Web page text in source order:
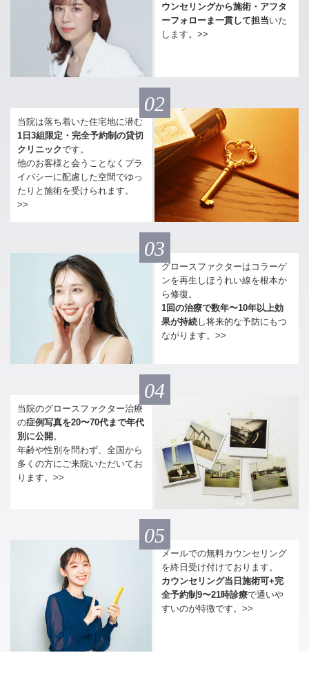
ウンセリングから施術・アフタ
ーフォローま一貫して担当いた
します。>>
当院は落ち着いた住宅地に潜む
1日3組限定・完全予約制の貸切
クリニックです。
他のお客様と会うことなくプラ
イバシーに配慮した空間でゆっ
たりと施術を受けられます。
>>
02
グロースファクターはコラーゲ
ンを再生しほうれい線を根本か
ら修復。
1回の治療で数年〜10年以上効
果が持続し将来的な予防にもつ
ながります。>>
03
当院のグロースファクター治療
の症例写真を20〜70代まで年代
別に公開 。
年齢や性別を問わず、全国から
多くの方にご来院いただいてお
ります。>>
04
メールでの無料カウンセリング
を終日受け付けております。
カウンセリング当日施術可+完
全予約制9〜21時診療で通いや
すいのが特徴です。>>
05